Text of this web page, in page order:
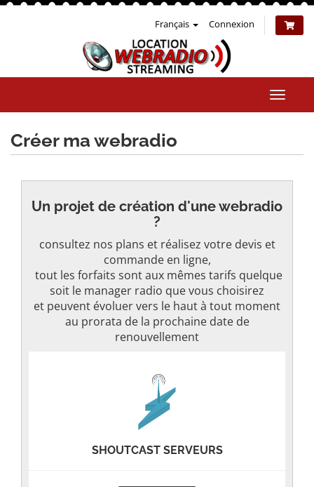
Français Connexion
la
Créer ma webradio
Un projet de création d'une webradio
?
consultez nos plans et réalisez votre devis et
commande en ligne,
tout les forfaits sont aux mêmes tarifs quelque
soit le manager radio que vous choisirez
et peuvent évoluer vers le haut à tout moment
au prorata de la prochaine date de
renouvellement
SHOUTCAST SERVEURS